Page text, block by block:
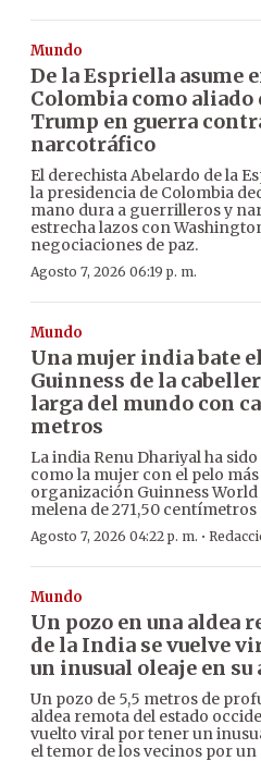
Mundo
De la Espriella asume
Colombia como aliado
Trump en guerra
narcotráfico
El derechista Abelardo de la
la presidencia de Colombia
mano dura a guerrilleros y
estrecha lazos con
negociaciones de paz.
Agosto 7, 2026 06:19 p. m.
Mundo
Una mujer india bate
Guinness de la
larga del mundo con
metros
La india Renu Dhariyal ha
como la mujer con el pelo
organización Guinness World
melena de 271,50
Agosto 7, 2026 04:22 p. m. ·
Mundo
Un pozo en una aldea
de la India se vuelve
un inusual oleaje en su
Un pozo de 5,5 metros de
aldea remota del estado
vuelto viral por tener un
el temor de los vecinos por